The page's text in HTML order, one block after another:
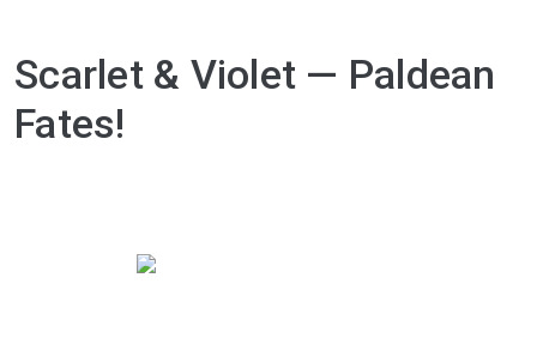
Scarlet & Violet — Paldean
Fates!